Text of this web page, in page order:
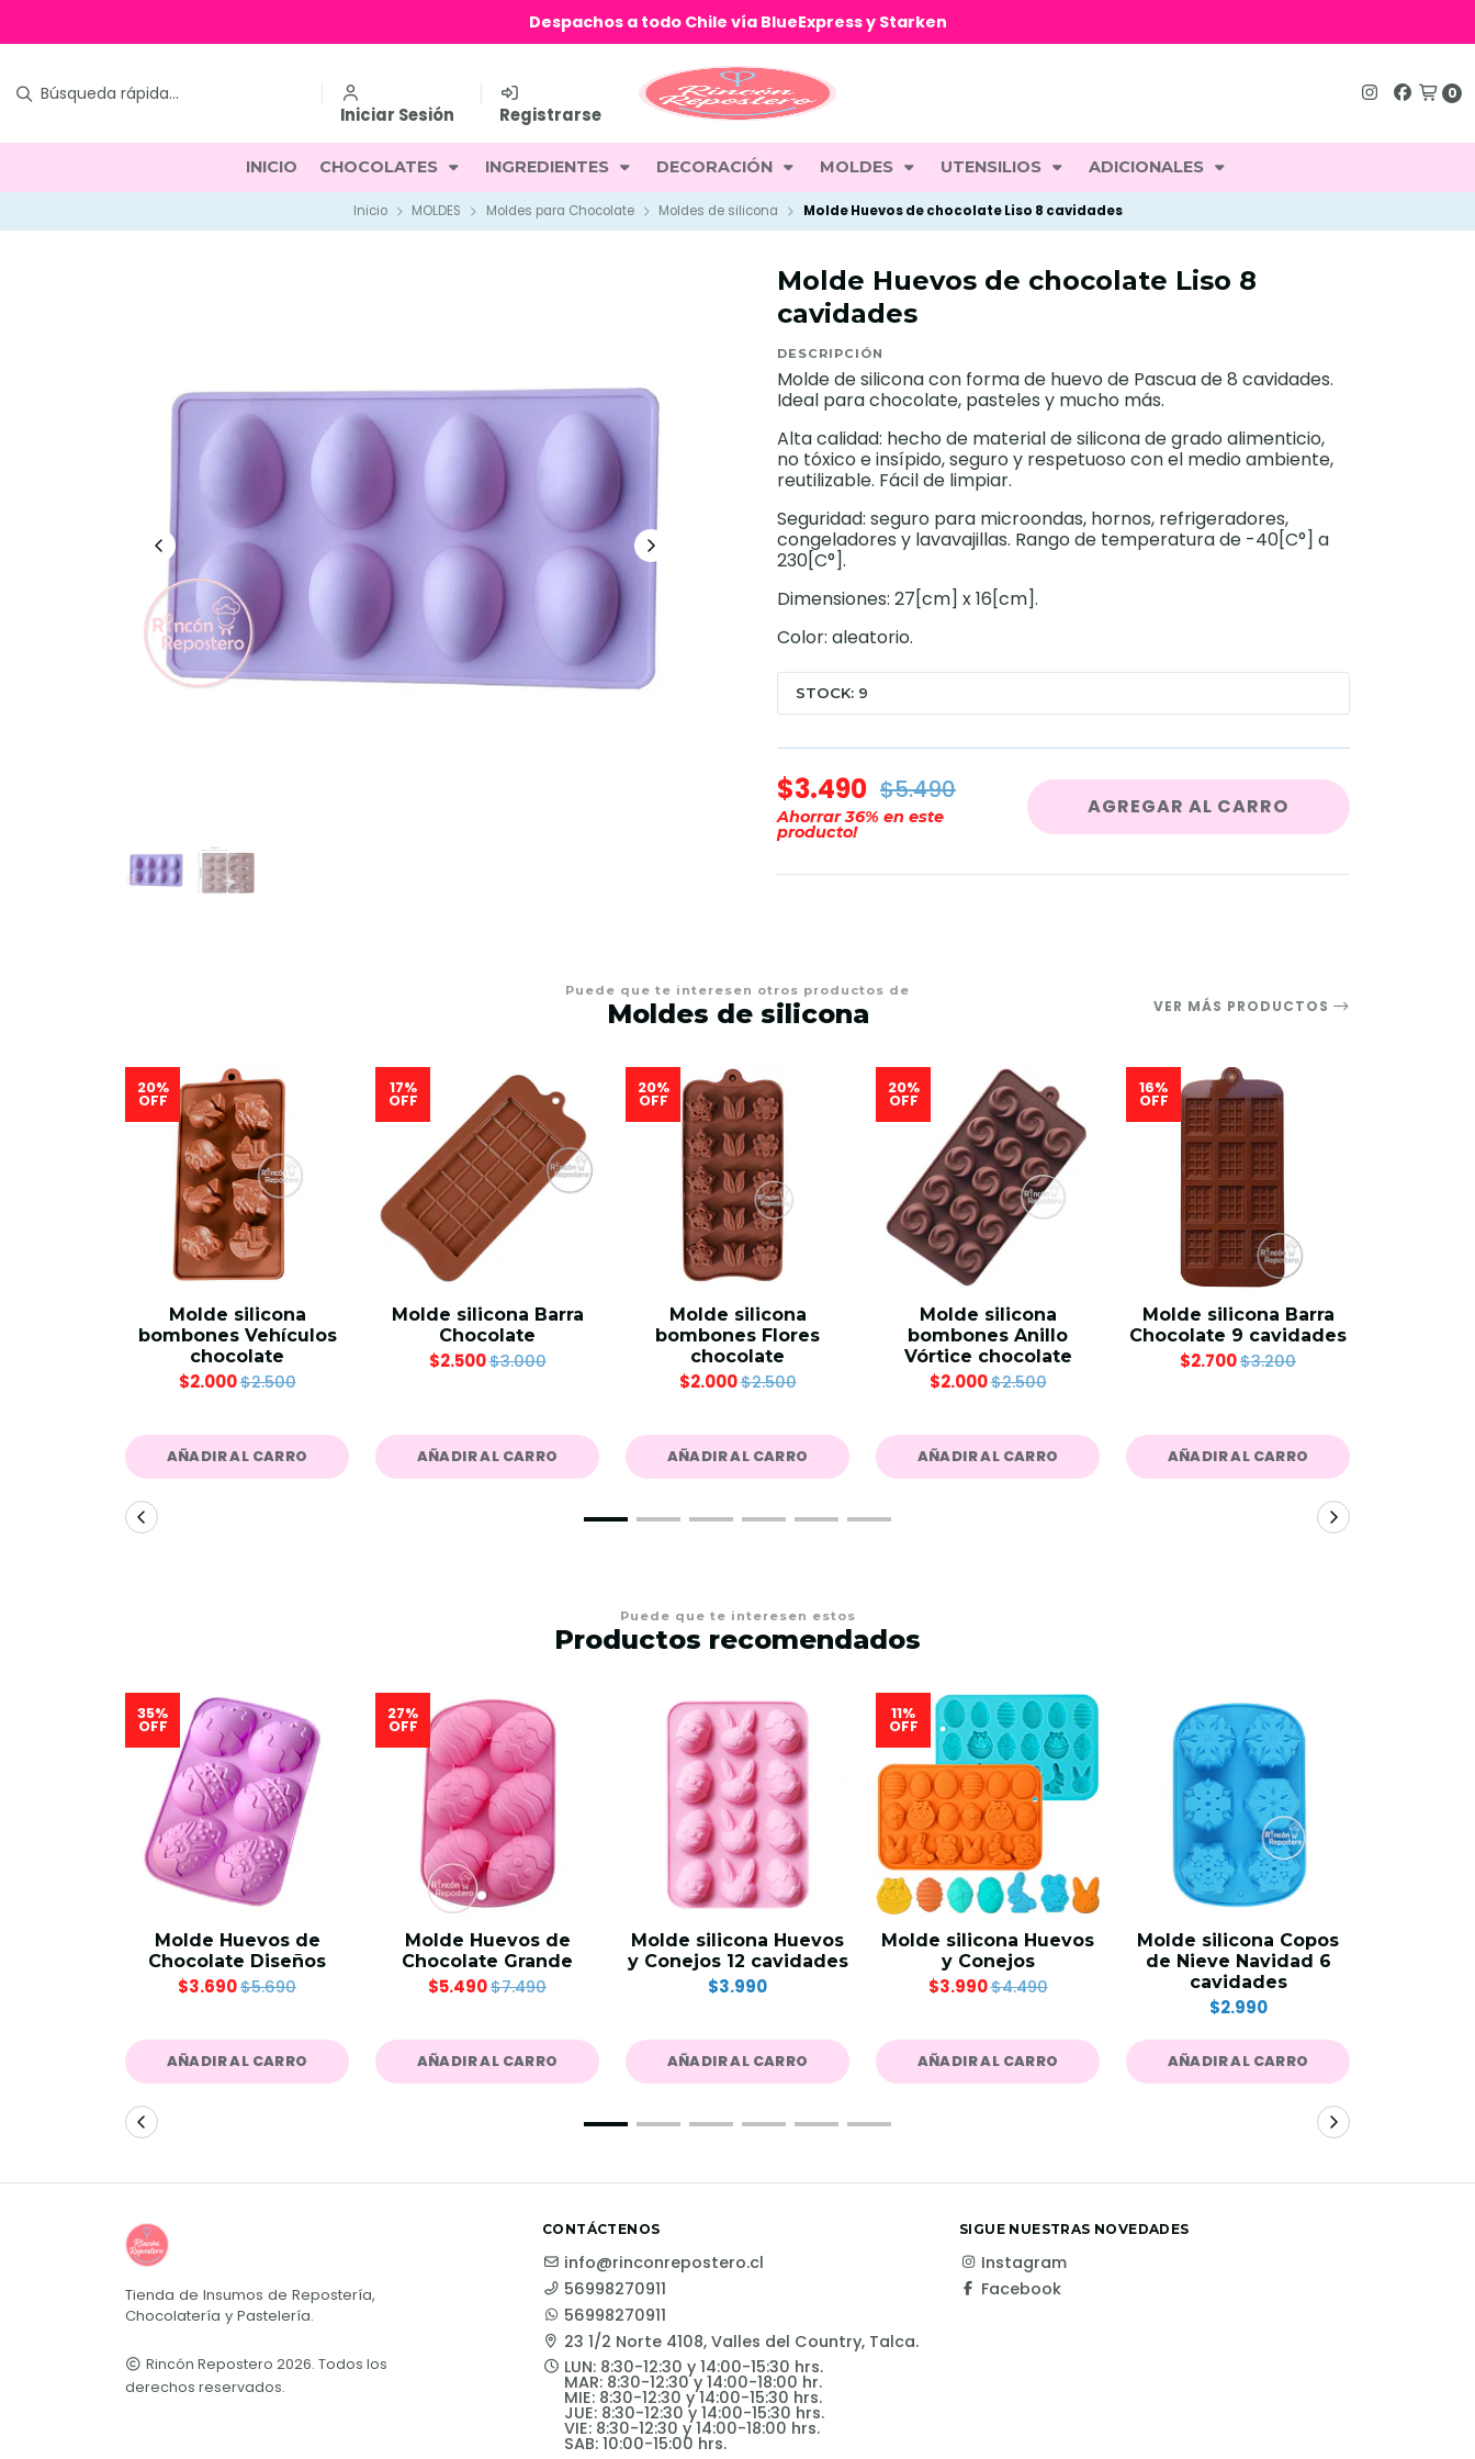
Iniciar Sesión Registrarse
0
INICIO CHOCOLATES INGREDIENTES DECORACIÓN MOLDES UTENSILIOS ADICIONALES
Despachos a todo Chile vía BlueExpress y Starken
Inicio MOLDES Moldes para Chocolate Moldes de silicona Molde Huevos de chocolate Liso 8 cavidades
Molde Huevos de chocolate Liso 8
cavidades
DESCRIPCIÓN
Molde de silicona con forma de huevo de Pascua de 8 cavidades.
Ideal para chocolate, pasteles y mucho más.
Alta calidad: hecho de material de silicona de grado alimenticio,
no tóxico e insípido, seguro y respetuoso con el medio ambiente,
reutilizable. Fácil de limpiar.
Seguridad: seguro para microondas, hornos, refrigeradores,
congeladores y lavavajillas. Rango de temperatura de -40[C°] a
230[C°].
Dimensiones: 27[cm] x 16[cm].
Color: aleatorio.
STOCK: 9
$3.490 $5.490
Ahorrar36% en este
producto!
AGREGAR AL CARRO
Puede que te interesen otros productos de
Moldes de silicona VER MÁS PRODUCTOS
20%
OFF
Molde silicona
bombones Vehículos
chocolate
$2.000$2.500
AÑADIR AL CARRO
17%
OFF
Molde silicona Barra
Chocolate
$2.500$3.000
AÑADIR AL CARRO
20%
OFF
Molde silicona
bombones Flores
chocolate
$2.000$2.500
AÑADIR AL CARRO
20%
OFF
Molde silicona
bombones Anillo
Vórtice chocolate
$2.000$2.500
AÑADIR AL CARRO
16%
OFF
Molde silicona Barra
Chocolate 9 cavidades
$2.700$3.200
AÑADIR AL CARRO
Puede que te interesen estos
Productos recomendados
35%
OFF
Molde Huevos de
Chocolate Diseños
$3.690$5.690
AÑADIR AL CARRO
27%
OFF
Molde Huevos de
Chocolate Grande
$5.490$7.490
AÑADIR AL CARRO
Molde silicona Huevos
y Conejos 12 cavidades
$3.990
AÑADIR AL CARRO
11%
OFF
Molde silicona Huevos
y Conejos
$3.990$4.490
AÑADIR AL CARRO
Molde silicona Copos
de Nieve Navidad 6
cavidades
$2.990
AÑADIR AL CARRO
Tienda de Insumos de Repostería,
Chocolatería y Pastelería.
Rincón Repostero 2026. Todos los
derechos reservados.
CONTÁCTENOS
info@rinconrepostero.cl
56998270911
56998270911
23 1/2 Norte 4108, Valles del Country, Talca.
LUN: 8:30-12:30 y 14:00-15:30 hrs.
MAR: 8:30-12:30 y 14:00-18:00 hr.
MIE: 8:30-12:30 y 14:00-15:30 hrs.
JUE: 8:30-12:30 y 14:00-15:30 hrs.
VIE: 8:30-12:30 y 14:00-18:00 hrs.
SAB: 10:00-15:00 hrs.
SIGUE NUESTRAS NOVEDADES
Instagram
Facebook